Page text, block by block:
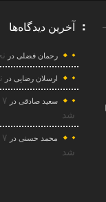
آخرین دیدگاه‌ها
رحمان فضلی در
ارسلان رضایی در
سعید صادقی در
شد
محمد حسنی در
شد